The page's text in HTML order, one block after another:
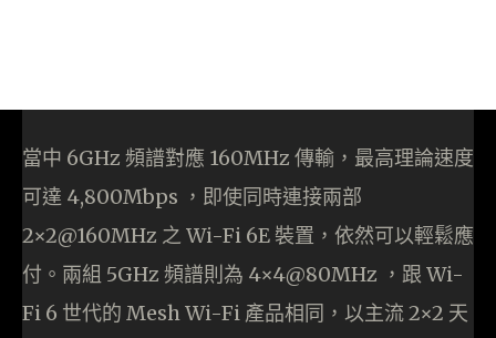
當中 6GHz 頻譜對應 160MHz 傳輸，最高理論速度
可達 4,800Mbps ，即使同時連接兩部
2×2@160MHz 之 Wi-Fi 6E 裝置，依然可以輕鬆應
付。兩組 5GHz 頻譜則為 4×4@80MHz ，跟 Wi-
Fi 6 世代的 Mesh Wi-Fi 產品相同，以主流 2×2 天